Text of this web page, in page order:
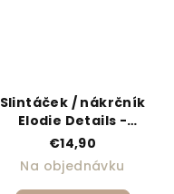
Slintáček / nákrčník
Elodie Details -
Blushing Pink
€14,90
Na objednávku